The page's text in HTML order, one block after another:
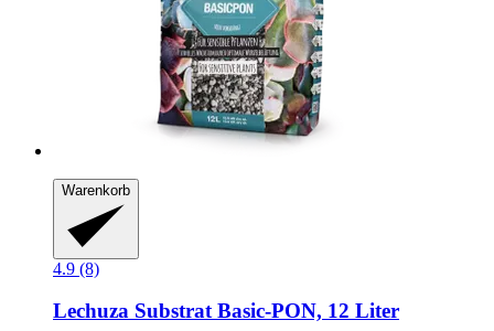
Warenkorb
4.9 (8)
Lechuza Substrat Basic-​PON, 12 Liter